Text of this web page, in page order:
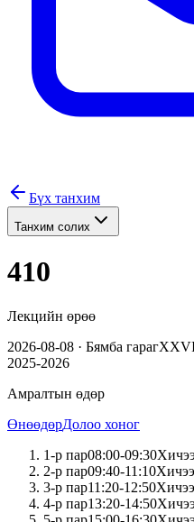
Бүх танхим
Танхим солих
410
Лекцийн өрөө
2026-08-08 · Бямба гараг
2025-2026
Амралтын өдөр
ӨнөөдөрДолоо хоног
1-р пар08:00-09:30
2-р пар09:40-11:10
3-р пар11:20-12:50
4-р пар13:20-14:50